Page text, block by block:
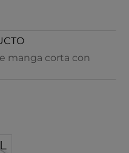
manga corta con